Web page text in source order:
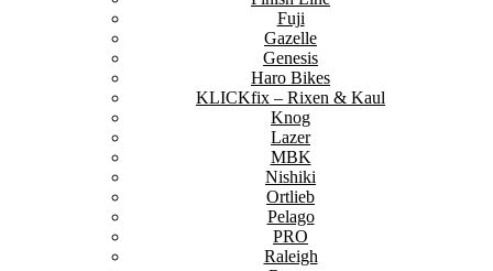
Fuji
Gazelle
Genesis
Haro Bikes
KLICKfix – Rixen & Kaul
Knog
Lazer
MBK
Nishiki
Ortlieb
Pelago
PRO
Raleigh